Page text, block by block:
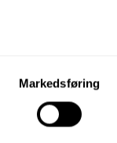
vil samtykke til ved å
Markedsføring